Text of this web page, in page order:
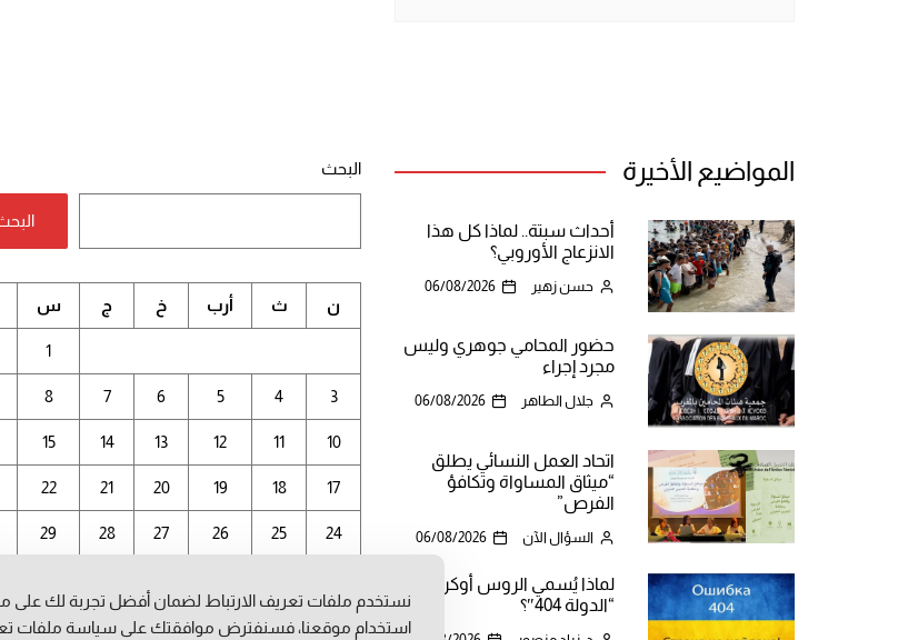
المواضيع الأخيرة
أحداث سبتة.. لماذا كل هذا
الانزعاج الأوروبي؟
حسن زهير 06/08/2026
حضور المحامي جوهري وليس
مجرد إجراء
جلال الطاهر 06/08/2026
اتحاد العمل النسائي يطلق
“ميثاق المساواة وتكافؤ
الفرص”
السؤال الآن 06/08/2026
لماذا يُسمي الروس أوكرانيا
“الدولة 404″؟
البحث
أغسطس 2026
ن ث أرب خ ج س
1
3
4
5
6
7
8
10
11
12
13
14
15
17
18
19
20
21
22
24
25
26
27
28
29
نستخدم ملفات تعريف الارتباط لضمان أفضل تجربة لك على
استخدام موقعنا، فسنفترض موافقتك على سياسة ملفات